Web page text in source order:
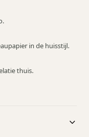
in de huisstijl.
thuis.